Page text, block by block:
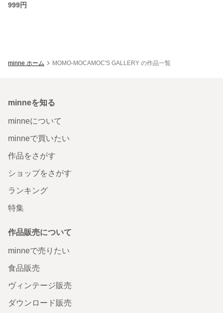
999円
minne ホーム MOMO-MOCAMOC'S GALLERY の作品一覧
minneを知る
minneについて
minneで買いたい
作品をさがす
ショップをさがす
ランキング
特集
作品販売について
minneで売りたい
食品販売
ヴィンテージ販売
ダウンロード販売